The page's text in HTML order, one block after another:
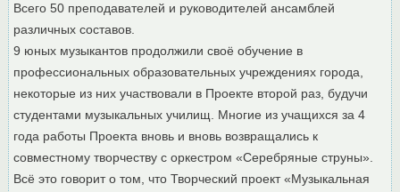
Всего 50 преподавателей и руководителей ансамблей
различных составов.
9 юных музыкантов продолжили своё обучение в
профессиональных образовательных учреждениях города,
некоторые из них участвовали в Проекте второй раз, будучи
студентами музыкальных училищ. Многие из учащихся за 4
года работы Проекта вновь и вновь возвращались к
совместному творчеству с оркестром «Серебряные струны».
Всё это говорит о том, что Творческий проект «Музыкальная